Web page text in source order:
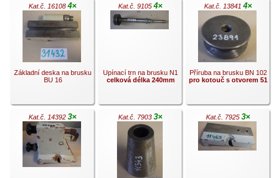
. .
Kat.č. 16108 4×
Základní deska na brusku
BU 16
Kat.č. 9105 4×
Upínací trn na brusku N1
celková délka 240mm
.
Kat.č. 13841 4×
Příruba na brusku BN 102
pro kotouč s otvorem 51
.
Kat.č. 14392 3× Kat.č. 7903 3× Kat.č. 7925 3×